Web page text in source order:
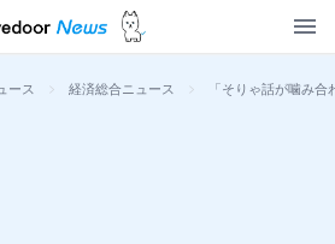
ース > 経済総合ニュース > 「そりゃ話が噛み